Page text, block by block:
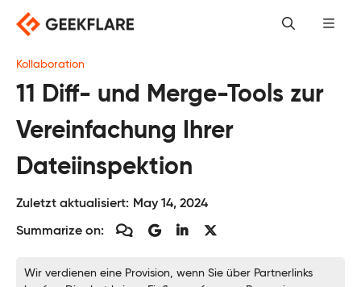
Skip
content
Kollaboration
11 Diff- und Merge-Tools zur
Vereinfachung Ihrer
Dateiinspektion
Zuletzt aktualisiert: May 14, 2024
Summarize on:
Wir verdienen eine Provision, wenn Sie über Partnerlinks